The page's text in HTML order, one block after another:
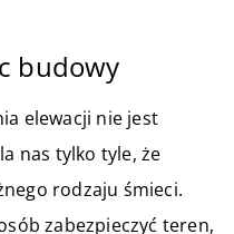
budowy
elewacji nie jest
nas tylko tyle, że
rodzaju śmieci.
zabezpieczyć teren,